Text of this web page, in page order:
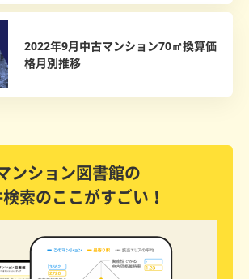
2022年9月中古マンション70㎡換算価
格月別推移
ンション図書館の
索のここがすごい！